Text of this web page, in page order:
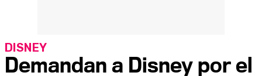
Demandan a Disney por el
DISNEY